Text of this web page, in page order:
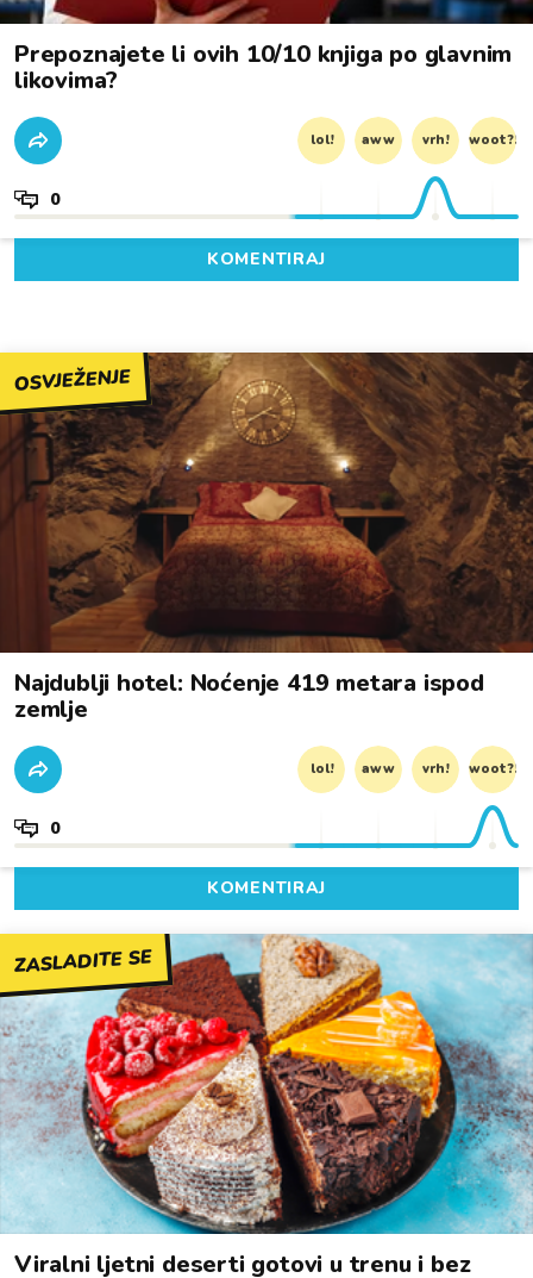
Prepoznajete li ovih 10/10 knjiga po glavnim
likovima?
lol! aww vrh! woot?!
0
KOMENTIRAJ
OSVJEŽENJE
Najdublji hotel: Noćenje 419 metara ispod
zemlje
lol! aww vrh! woot?!
0
KOMENTIRAJ
ZASLADITE SE
Viralni ljetni deserti gotovi u trenu i bez